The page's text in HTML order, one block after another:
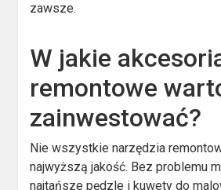
zawsze.
W jakie
remontowe
zainwestować?
Nie wszystkie narzędzia
najwyższą jakość. Bez problemu
najtańsze pędzle i kuwety do